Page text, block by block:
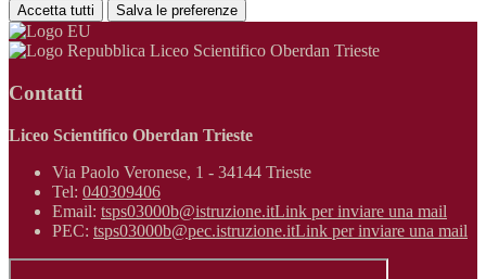
Accetta tutti Salva le preferenze
Liceo Scientifico Oberdan Trieste
Contatti
Liceo Scientifico Oberdan Trieste
Via Paolo Veronese, 1 - 34144 Trieste
Tel: 040309406
Email: tsps03000b@istruzione.itLink per inviare una mail
PEC: tsps03000b@pec.istruzione.itLink per inviare una mail